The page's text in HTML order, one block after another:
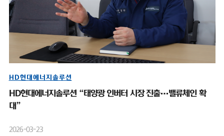
HD현대에너지솔루션
HD현대에너지솔루션 “태양광 인버터 시장 진출…밸류체인 확
대”
2026-03-23